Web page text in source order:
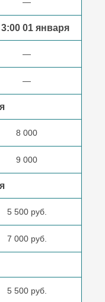
—
01 января
—
—
8 000
9 000
5 500 руб.
7 000 руб.
5 500 руб.